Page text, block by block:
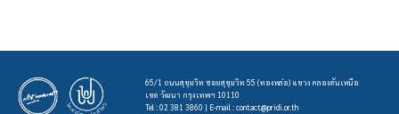
65/1 ถนนสุขุมวิท ซอยสุขุมวิท 55 (ทองหล่อ) แขวง คลองตันเหนือ
เขต วัฒนา กรุงเทพฯ 10110
Tel : 02 381 3860 | E-mail :contact@pridi.or.th